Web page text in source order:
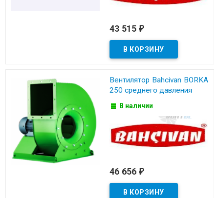
43 515 ₽
Вентилятор Bahcivan BORKA
250 среднего давления
В наличии
46 656 ₽